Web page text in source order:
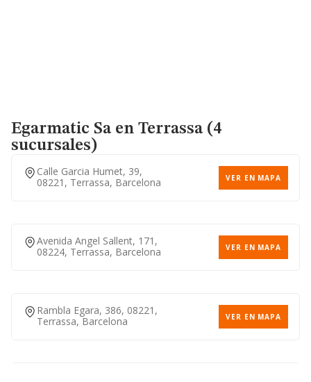
Egarmatic Saen Terrassa (4
sucursales)
Calle Garcia Humet, 39,
08221, Terrassa, Barcelona
VER EN MAPA
Avenida Angel Sallent, 171,
08224, Terrassa, Barcelona
VER EN MAPA
Rambla Egara, 386, 08221,
Terrassa, Barcelona
VER EN MAPA